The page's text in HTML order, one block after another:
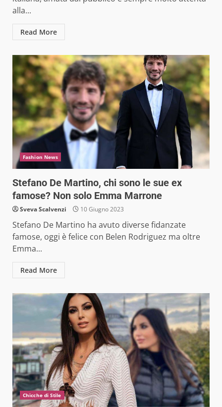
alla...
Read More
Fashion News
Stefano De Martino, chi sono le sue ex
famose? Non solo Emma Marrone
Sveva Scalvenzi 10 Giugno 2023
Stefano De Martino ha avuto diverse fidanzate
famose, oggi è felice con Belen Rodriguez ma oltre
Emma...
Read More
Chicche di Stile